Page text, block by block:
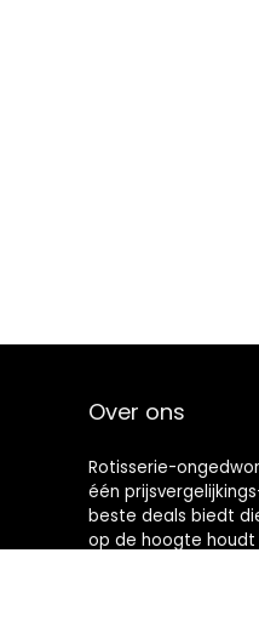
Over ons
Rotisserie-
één
beste deals biedt
op de hoogte